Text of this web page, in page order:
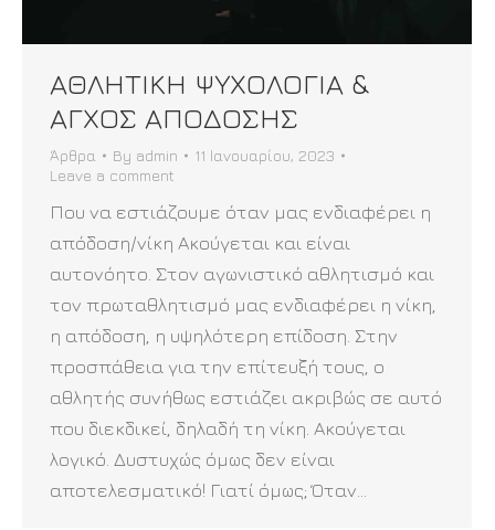
ΑΘΛΗΤΙΚΗ ΨΥΧΟΛΟΓΙΑ &
ΑΓΧΟΣ ΑΠΟΔΟΣΗΣ
Άρθρα By admin
11 Ιανουαρίου, 2023
Leave a comment
Που να εστιάζουμε όταν μας ενδιαφέρει η
απόδοση/νίκη Ακούγεται και είναι
αυτονόητο. Στον αγωνιστικό αθλητισμό και
τον πρωταθλητισμό μας ενδιαφέρει η νίκη,
η απόδοση, η υψηλότερη επίδοση. Στην
προσπάθεια για την επίτευξή τους, ο
αθλητής συνήθως εστιάζει ακριβώς σε αυτό
που διεκδικεί, δηλαδή τη νίκη. Ακούγεται
λογικό. Δυστυχώς όμως δεν είναι
αποτελεσματικό! Γιατί όμως; Όταν…